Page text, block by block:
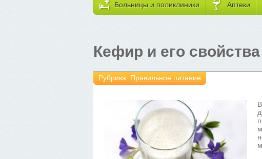
Больницы и поликлиники Аптеки
Кефир и его свойства
Рубрика: Правильное питание